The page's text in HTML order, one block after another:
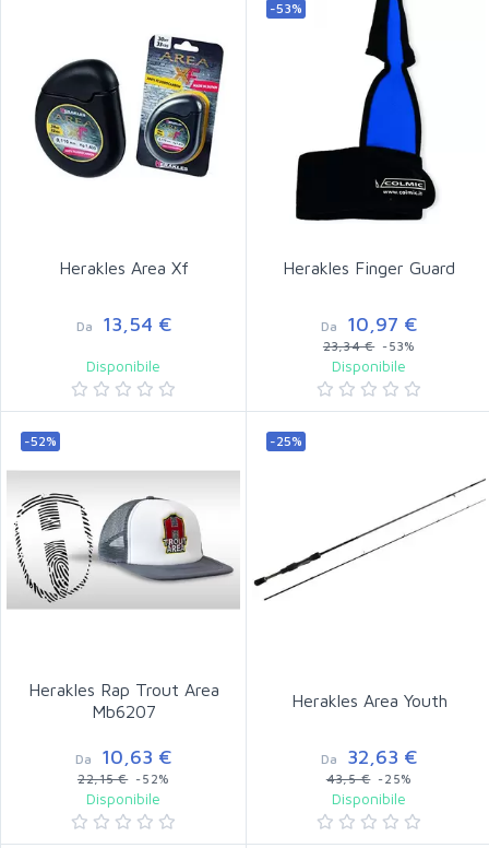
Herakles Area Xf
Da 13,54 €
Disponibile
-53%
Herakles Finger Guard
Da 10,97 €
23,34 €-53%
Disponibile
-52%
Herakles Rap Trout Area
Mb6207
Da 10,63 €
22,15 €-52%
Disponibile
-25%
Herakles Area Youth
Da 32,63 €
43,5 €-25%
Disponibile